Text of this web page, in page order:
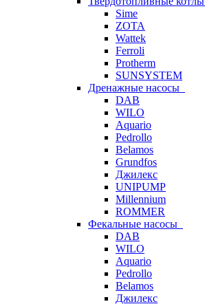
Sime
ZOTA
Wattek
Ferroli
Protherm
SUNSYSTEM
Дренажные насосы
DAB
WILO
Aquario
Pedrollo
Belamos
Grundfos
Джилекс
UNIPUMP
Millennium
ROMMER
Фекальные насосы
DAB
WILO
Aquario
Pedrollo
Belamos
Джилекс